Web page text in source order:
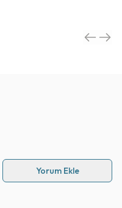
Yorum Ekle